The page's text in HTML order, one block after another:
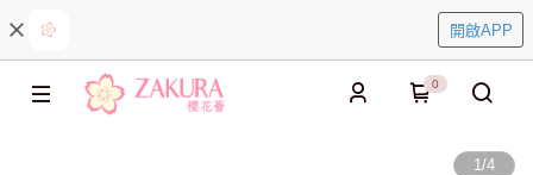
開啟APP
0
1/4